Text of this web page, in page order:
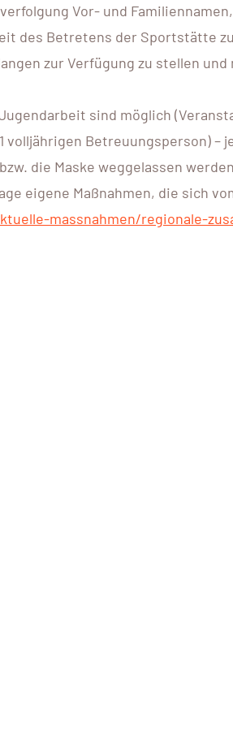
Vor- und Familiennamen,
des Betretens der Sportstätte
zur Verfügung zu stellen und
sind möglich
Betreuungsperson) –
die Maske weggelassen
eigene Maßnahmen, die sich
massnahmen/regionale-